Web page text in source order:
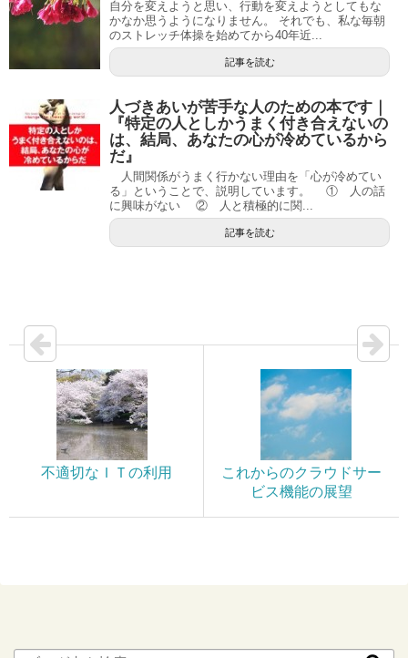
自分を変えようと思い、行動を変えようとしてもな
かなか思うようになりません。 それでも、私な毎朝
のストレッチ体操を始めてから40年近...
記事を読む
人づきあいが苦手な人のための本です｜
『特定の人としかうまく付き合えないの
は、結局、あなたの心が冷めているから
だ』
人間関係がうまく行かない理由を「心が冷めてい
る」ということで、説明しています。 ① 人の話
に興味がない ② 人と積極的に関...
記事を読む
不適切なＩＴの利用
これからのクラウドサー
ビス機能の展望